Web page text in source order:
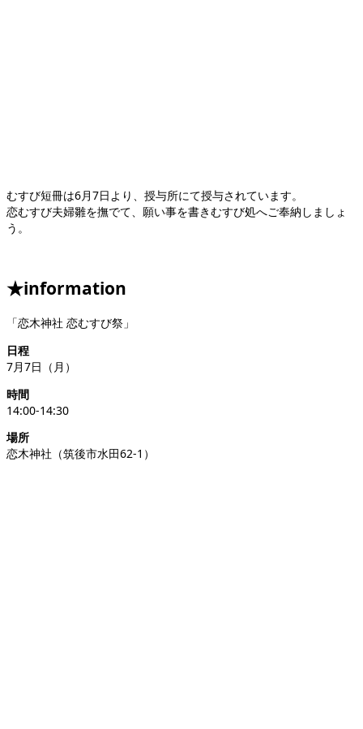
むすび短冊は6月7日より、授与所にて授与されています。
恋むすび夫婦雛を撫でて、願い事を書きむすび処へご奉納しましょ
う。
★information
「恋木神社 恋むすび祭」
日程
7月7日（月）
時間
14:00-14:30
場所
恋木神社（筑後市水田62-1）